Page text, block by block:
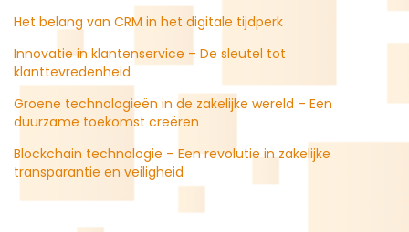
Het belang van CRM in het digitale tijdperk
Innovatie in klantenservice – De sleutel tot
klanttevredenheid
Groene technologieën in de zakelijke wereld – Een
duurzame toekomst creëren
Blockchain technologie – Een revolutie in zakelijke
transparantie en veiligheid